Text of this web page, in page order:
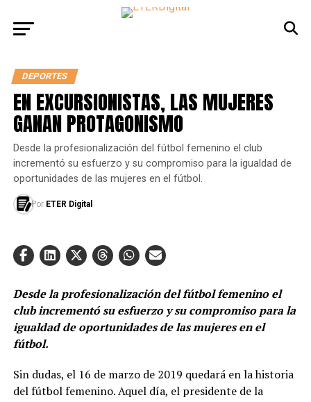
DEPORTES
EN EXCURSIONISTAS, LAS MUJERES
GANAN PROTAGONISMO
Desde la profesionalización del fútbol femenino el club
incrementó su esfuerzo y su compromiso para la igualdad de
oportunidades de las mujeres en el fútbol.
Por ETER Digital
Desde la profesionalización del fútbol femenino el
club incrementó su esfuerzo y su compromiso para la
igualdad de oportunidades de las mujeres en el
fútbol.
Sin dudas, el 16 de marzo de 2019 quedará en la historia
del fútbol femenino. Aquel día, el presidente de la